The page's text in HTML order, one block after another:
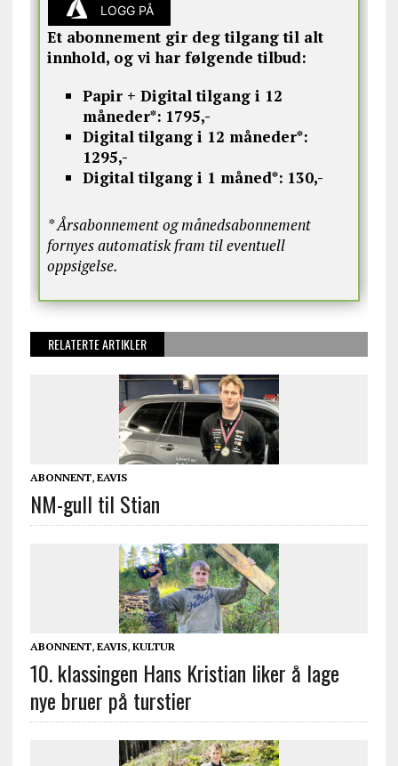
LOGG PÅ
Et abonnement gir deg tilgang til alt
innhold, og vi har følgende tilbud:
Papir + Digital tilgang i 12
måneder*: 1795,-
Digital tilgang i 12 måneder*:
1295,-
Digital tilgang i 1 måned*: 130,-
* Årsabonnement og månedsabonnement
fornyes automatisk fram til eventuell
oppsigelse.
RELATERTE ARTIKLER
ABONNENT, EAVIS
NM-gull til Stian
ABONNENT, EAVIS, KULTUR
10. klassingen Hans Kristian liker å lage
nye bruer på turstier